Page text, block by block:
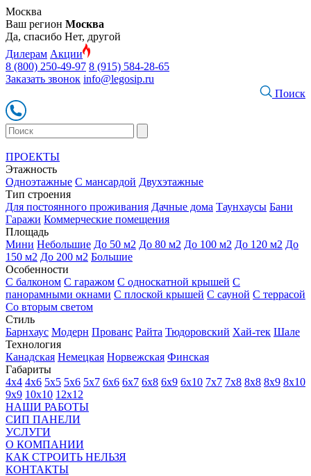
Москва
Ваш регион Москва
Да, спасибо Нет, другой
Дилерам Акции
8 (800) 250-49-97 8 (915) 584-28-65
Заказать звонок info@legosip.ru
Поиск
ПРОЕКТЫ
Этажность
Одноэтажные С мансардой Двухэтажные
Тип строения
Для постоянного проживания Дачные дома Таунхаусы Бани
Гаражи Коммерческие помещения
Площадь
Мини Небольшие До 50 м2 До 80 м2 До 100 м2 До 120 м2 До
150 м2 До 200 м2 Большие
Особенности
С балконом С гаражом С односкатной крышей С
панорамными окнами С плоской крышей С сауной С террасой
Со вторым светом
Стиль
Барнхаус Модерн Прованс Райта Тюдоровский Хай-тек Шале
Технология
Канадская Немецкая Норвежская Финская
Габариты
4х4 4х6 5х5 5х6 5х7 6х6 6х7 6х8 6х9 6х10 7х7 7х8 8х8 8х9 8х10
9х9 10х10 12х12
НАШИ РАБОТЫ
СИП ПАНЕЛИ
УСЛУГИ
О КОМПАНИИ
КАК СТРОИТЬ НЕЛЬЗЯ
КОНТАКТЫ